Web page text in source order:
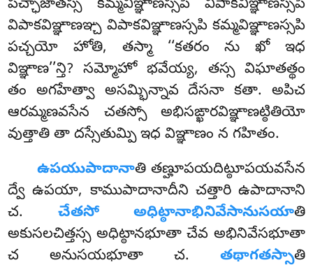
పచ్ఛాజాతస్స కమ్మవిఞ్ఞాణస్సపి విపాకవిఞ్ఞాణస్సపి
విపాకవిఞ్ఞాణఞ్చ విపాకవిఞ్ఞాణస్సపి కమ్మవిఞ్ఞాణస్సపి
పచ్చయో హోతి, తస్మా ‘‘కతరం ను ఖో ఇధ
విఞ్ఞాణ’’న్తి? సమ్మోహో భవేయ్య, తస్స విఘాతత్థం
తం అగహేత్వా అసమ్భిన్నావ దేసనా కతా. అపిచ
ఆరమ్మణవసేన చతస్సో అభిసఙ్ఖారవిఞ్ఞాణట్ఠితియో
వుత్తాతి తా దస్సేతుమ్పి ఇధ విఞ్ఞాణం న గహితం.
ఉపయుపాదానాతి తణ్హూపయదిట్ఠూపయవసేన
ద్వే ఉపయా, కాముపాదానాదీని చత్తారి ఉపాదానాని
చ. చేతసో అధిట్ఠానాభినివేసానుసయాతి
అకుసలచిత్తస్స అధిట్ఠానభూతా చేవ అభినివేసభూతా
చ అనుసయభూతా చ. తథాగతస్సాతి